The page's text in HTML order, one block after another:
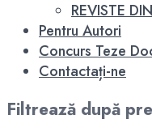
REVISTE
Pentru Autori
Concurs Teze
Contactați-ne
Filtrează după